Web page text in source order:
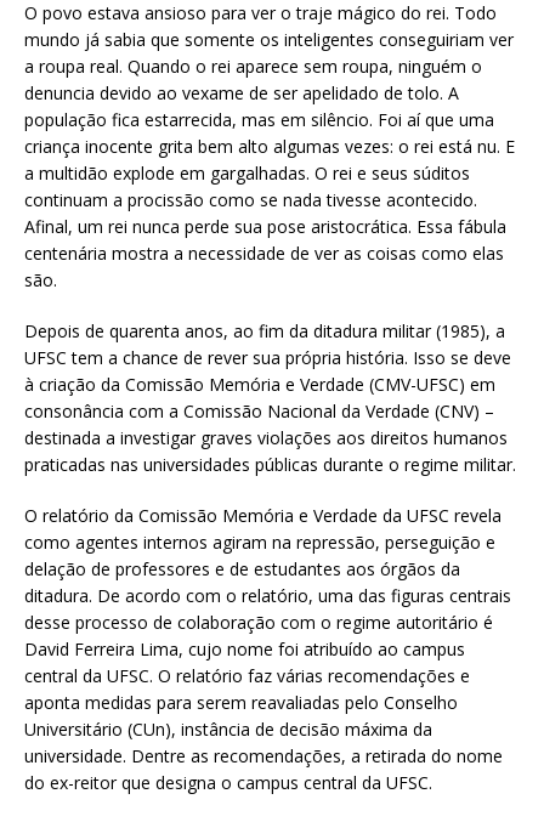
O povo estava ansioso para ver o traje mágico do rei. Todo
mundo já sabia que somente os inteligentes conseguiriam ver
a roupa real. Quando o rei aparece sem roupa, ninguém o
denuncia devido ao vexame de ser apelidado de tolo. A
população fica estarrecida, mas em silêncio. Foi aí que uma
criança inocente grita bem alto algumas vezes: o rei está nu. E
a multidão explode em gargalhadas. O rei e seus súditos
continuam a procissão como se nada tivesse acontecido.
Afinal, um rei nunca perde sua pose aristocrática. Essa fábula
centenária mostra a necessidade de ver as coisas como elas
são.
Depois de quarenta anos, ao fim da ditadura militar (1985), a
UFSC tem a chance de rever sua própria história. Isso se deve
à criação da Comissão Memória e Verdade (CMV-UFSC) em
consonância com a Comissão Nacional da Verdade (CNV) –
destinada a investigar graves violações aos direitos humanos
praticadas nas universidades públicas durante o regime militar.
O relatório da Comissão Memória e Verdade da UFSC revela
como agentes internos agiram na repressão, perseguição e
delação de professores e de estudantes aos órgãos da
ditadura. De acordo com o relatório, uma das figuras centrais
desse processo de colaboração com o regime autoritário é
David Ferreira Lima, cujo nome foi atribuído ao campus
central da UFSC. O relatório faz várias recomendações e
aponta medidas para serem reavaliadas pelo Conselho
Universitário (CUn), instância de decisão máxima da
universidade. Dentre as recomendações, a retirada do nome
do ex-reitor que designa o campus central da UFSC.